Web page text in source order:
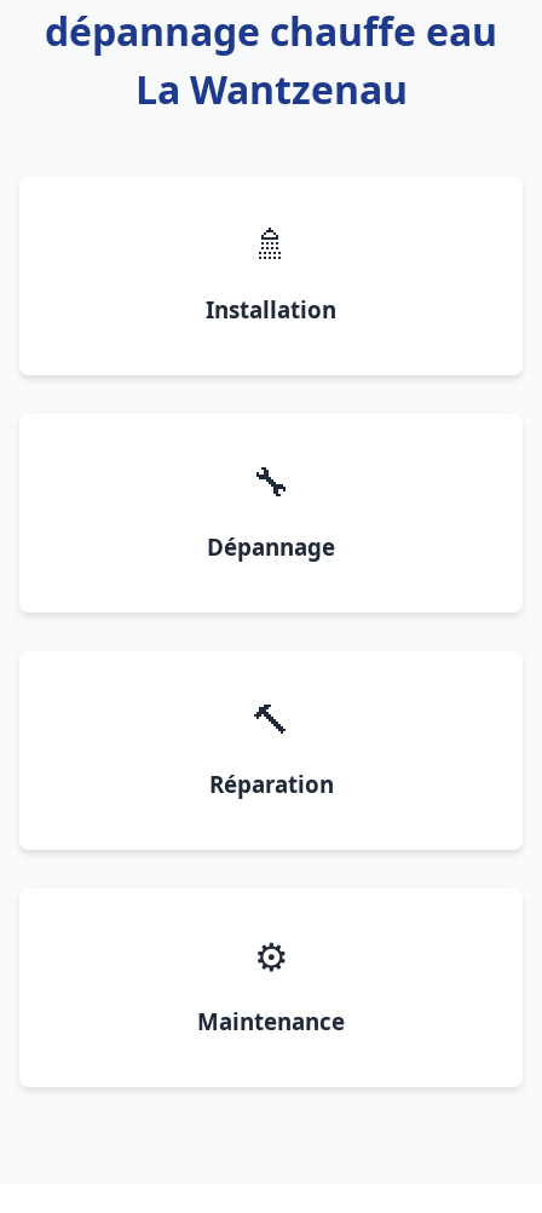
dépannage chauffe eau
La Wantzenau
🚿
Installation
🔧
Dépannage
🔨
Réparation
⚙️
Maintenance